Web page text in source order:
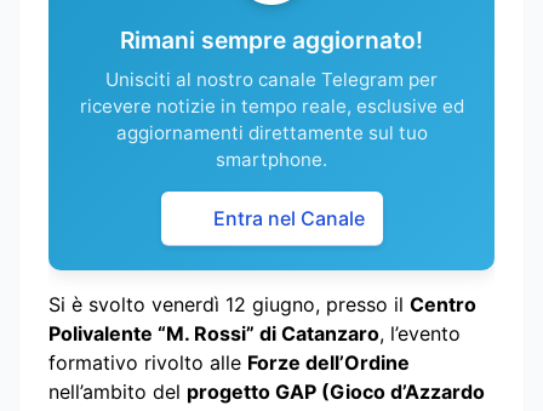
Rimani sempre aggiornato!
Unisciti al nostro canale Telegram per
ricevere notizie in tempo reale, esclusive ed
aggiornamenti direttamente sul tuo
smartphone.
Entra nel Canale
Si è svolto venerdì 12 giugno, presso il Centro
Polivalente “M. Rossi” di Catanzaro, l’evento
formativo rivolto alle Forze dell’Ordine
nell’ambito del progetto GAP (Gioco d’Azzardo